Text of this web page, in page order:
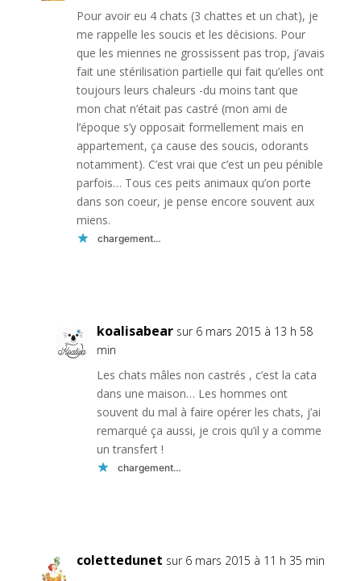
Pour avoir eu 4 chats (3 chattes et un chat), je
me rappelle les soucis et les décisions. Pour
que les miennes ne grossissent pas trop, j’avais
fait une stérilisation partielle qui fait qu’elles ont
toujours leurs chaleurs -du moins tant que
mon chat n’était pas castré (mon ami de
l’époque s’y opposait formellement mais en
appartement, ça cause des soucis, odorants
notamment). C’est vrai que c’est un peu pénible
parfois… Tous ces peits animaux qu’on porte
dans son coeur, je pense encore souvent aux
miens.
chargement…
koalisabear sur 6 mars 2015 à 13 h 58
min
Les chats mâles non castrés , c’est la cata
dans une maison… Les hommes ont
souvent du mal à faire opérer les chats, j’ai
remarqué ça aussi, je crois qu’il y a comme
un transfert !
chargement…
colettedunet sur 6 mars 2015 à 11 h 35 min